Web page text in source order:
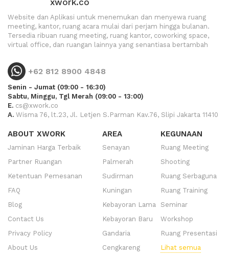
xwork.co
Website dan Aplikasi untuk menemukan dan menyewa ruang
meeting, kantor, ruang acara mulai dari perjam hingga bulanan.
Tersedia ribuan ruang meeting, ruang kantor, coworking space,
virtual office, dan ruangan lainnya yang senantiasa bertambah
+62 812 8900 4848
Senin - Jumat (09:00 - 16:30)
Sabtu, Minggu, Tgl Merah (09:00 - 13:00)
E. cs@xwork.co
A. Wisma 76, lt.23, Jl. Letjen S.Parman Kav.76, Slipi Jakarta 11410
ABOUT XWORK
Jaminan Harga Terbaik
Partner Ruangan
Ketentuan Pemesanan
FAQ
Blog
Contact Us
Privacy Policy
About Us
AREA
Senayan
Palmerah
Sudirman
Kuningan
Kebayoran Lama
Kebayoran Baru
Gandaria
Cengkareng
KEGUNAAN
Ruang Meeting
Shooting
Ruang Serbaguna
Ruang Training
Seminar
Workshop
Ruang Presentasi
Lihat semua